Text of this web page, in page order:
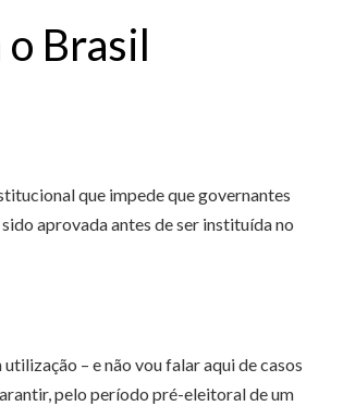
diminuir
o
Brasil
que impede que governantes
aprovada antes de ser instituída no
– e não vou falar aqui de casos
pelo período pré-eleitoral de um